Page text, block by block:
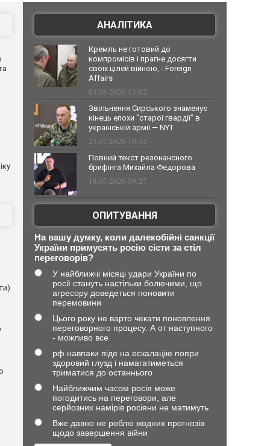
АНАЛІТИКА
Кремль не готовий до
компромісів і прагне досягти
своїх цілей війною, - Foreign
Affairs
03.08.2026 13:02
Звільнення Сирського знаменує
кінець епохи "старої гвардії" в
українській армії — NYT
23.07.2026 10:32
Повний текст резонансного
брифінга Михайла Федорова
18.07.2026 09:27
ОПИТУВАННЯ
На вашу думку, коли далекобійні санкції
України примусять росію сісти за стіл
переговорів?
У найближчі місяці удари України по
росії стануть настільки болючими, що
агресору доведеться поновити
перемовини
Цього року не варто чекати поновлення
переговорного процесу. А от наступного
- можливо все
рф навпаки піде на ескалацію попри
здоровий глузд і намагатиметься
триматися до останнього
Найближчим часом росія може
погодитись на переговори, але
серйозних намірів росіяни не матимуть
Вже давно не роблю жодних прогнозів
щодо завершення війни